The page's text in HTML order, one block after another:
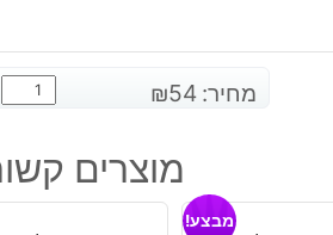
מחיר: ₪54
כמות
של
קוורץ
מלוטש
מוצרים
מבצע!